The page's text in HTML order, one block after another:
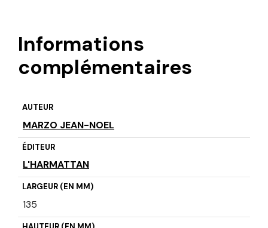
Informations
complémentaires
AUTEUR
MARZO JEAN-NOEL
ÉDITEUR
L'HARMATTAN
LARGEUR (EN MM)
135